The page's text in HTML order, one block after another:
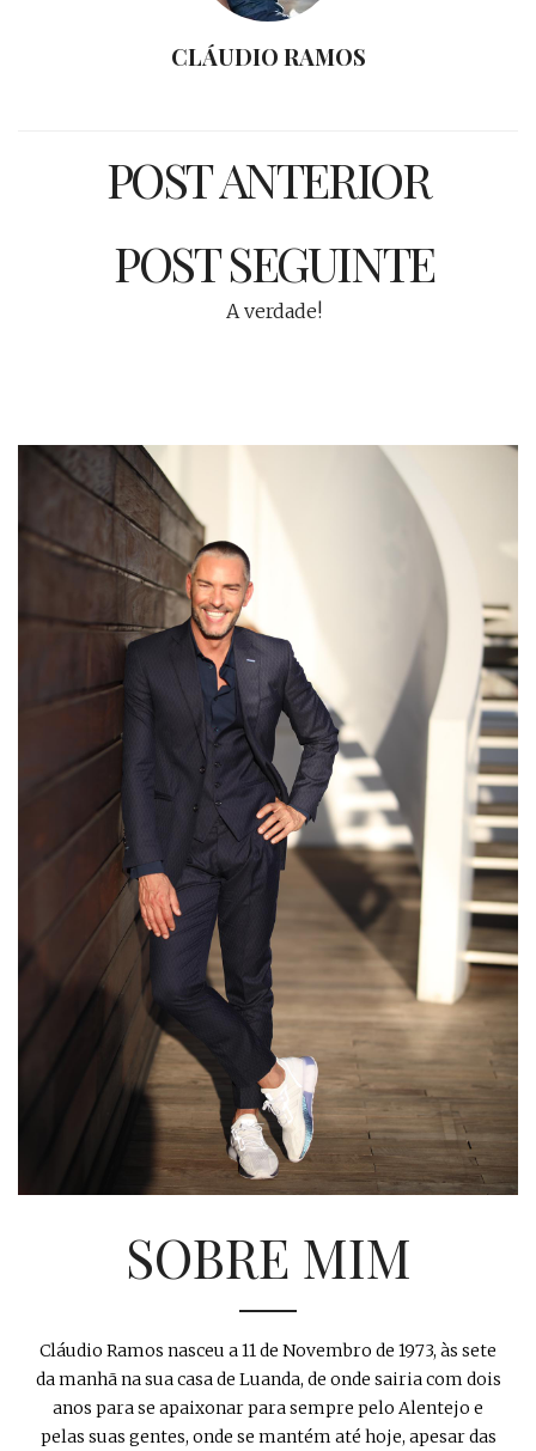
CLÁUDIO RAMOS
POST ANTERIOR
POST SEGUINTE
A verdade!
SOBRE MIM
Cláudio Ramos nasceu a 11 de Novembro de 1973, às sete
da manhã na sua casa de Luanda, de onde sairia com dois
anos para se apaixonar para sempre pelo Alentejo e
pelas suas gentes, onde se mantém até hoje, apesar das